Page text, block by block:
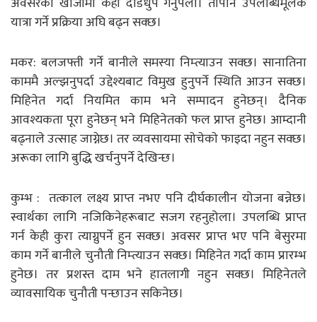
यात्रा गर्ने प्रक्रिया अघि बढ्न सक्छ।
मकर: बलजफ्ती गर्ने बानीले समस्या निम्त्याउन सक्छ। सानातिना
काममै अल्झनुपर्दा उद्देश्यबाट विमुख हुनुपर्ने स्थिति आउन सक्छ।
मिहिनेत गर्दा नियमित काम भने सम्पादन हुनेछन्। दैनिक
आवश्यकता पूरा हुनेछन् भने मिहिनेतको फल प्राप्त हुनेछ। आम्दानी
बढ्नाले उत्साह जाग्नेछ। तर व्यवसायमा साेचेकाे फाइदा नहुन सक्छ।
अरूका लागि बुद्धि खर्चनुपर्ने देखिन्छ।
कुम्भ : तत्काल लक्ष्य प्राप्त नभए पनि दीर्घकालीन योजना बन्नेछ।
स्वार्थका लागि नजिकिनेहरूबाट सजग रहनुहोला। उपलब्धि प्राप्त
गर्न केही कुरा त्याग्नुपर्ने हुन सक्छ। अवसर प्राप्त भए पनि बेसुरमा
काम गर्ने बानीले चुनौती निम्त्याउन सक्छ। मिहिनेत गर्दा काम प्रारम्भ
हुनेछ। तर प्रशस्त दाम भने हातलागी नहुन सक्छ। मिहिनेतले
व्यावसायिक चुनौती पन्छाउन सकिनेछ।